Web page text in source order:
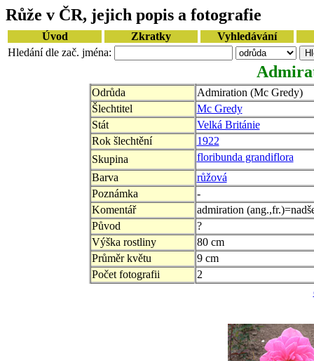
Růže v ČR, jejich popis a fotografie
Úvod Zkratky
Vyhledávání
Hledání dle zač. jména:
Odrůda
Admiration (Mc Gredy)
Šlechtitel
Mc Gredy
Stát
Velká Británie
Rok šlechtění
1922
Skupina
floribunda grandiflora
Barva
růžová
Poznámka
-
Komentář
admiration
Původ
?
Výška rostliny
80 cm
Průměr květu
9 cm
Počet fotografii
2